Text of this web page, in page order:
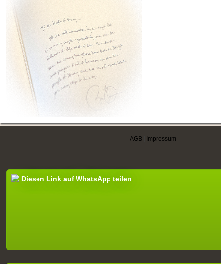
AGB Impressum
Diesen Link auf WhatsApp teilen